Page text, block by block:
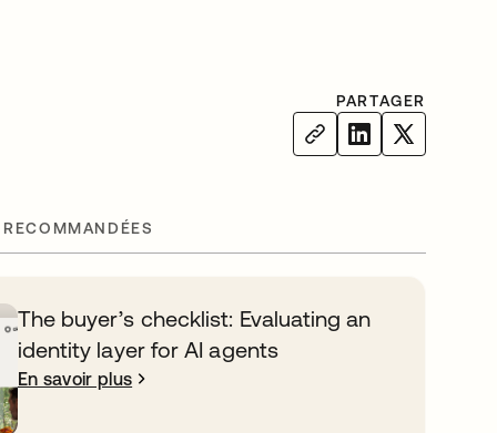
PARTAGER
The buyer’s checklist: Evaluating an
identity layer for AI agents
En savoir plus